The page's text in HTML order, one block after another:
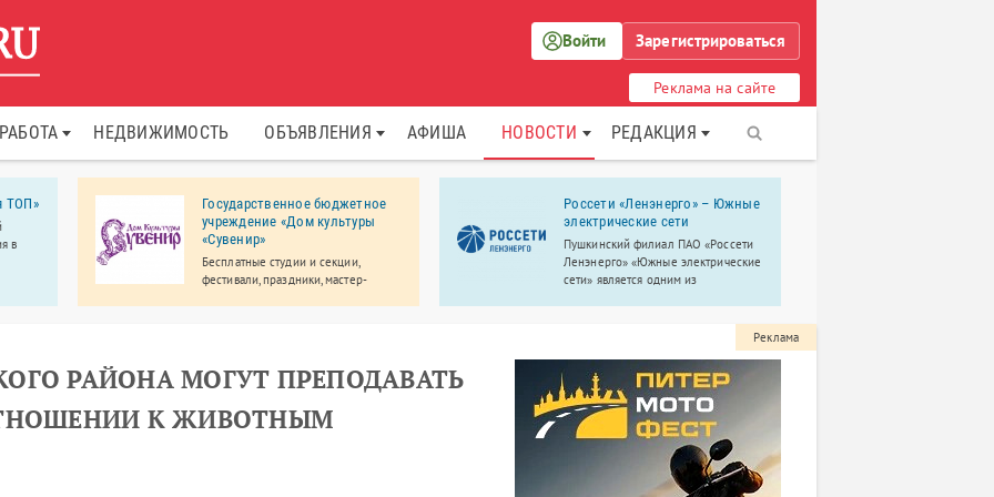
Войти Зарегистрироваться
Реклама на сайте
РАБОТА НЕДВИЖИМОСТЬ ОБЪЯВЛЕНИЯ АФИША НОВОСТИ РЕДАКЦИЯ
ТОП»
в
Государственное бюджетное
учреждение «Дом культуры
«Сувенир»
Бесплатные студии и секции,
фестивали, праздники, мастер-
Россети «Ленэнерго» – Южные
электрические сети
Пушкинский филиал ПАО «Россети
Ленэнерго» «Южные электрические
сети» является одним из
РАЙОНА МОГУТ ПРЕПОДАВАТЬ
К ЖИВОТНЫМ
Реклама